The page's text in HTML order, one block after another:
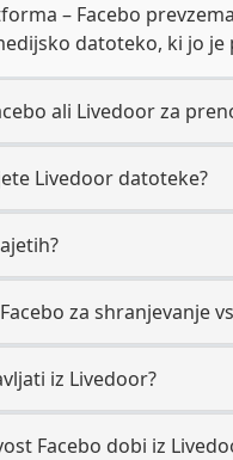
– Facebo
datoteko, ki jo
ali Livedoor za
Livedoor datoteke?
za shranjevanje
iz Livedoor?
Facebo dobi iz